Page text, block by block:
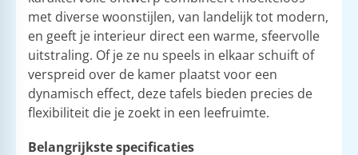
met diverse woonstijlen, van landelijk tot modern,
en geeft je interieur direct een warme, sfeervolle
uitstraling. Of je ze nu speels in elkaar schuift of
verspreid over de kamer plaatst voor een
dynamisch effect, deze tafels bieden precies de
flexibiliteit die je zoekt in een leefruimte.
Belangrijkste specificaties